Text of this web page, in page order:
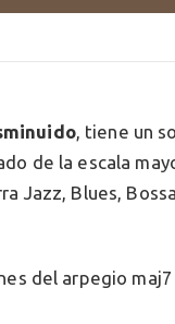
, tiene un
de la escala
Jazz, Blues,
del arpegio